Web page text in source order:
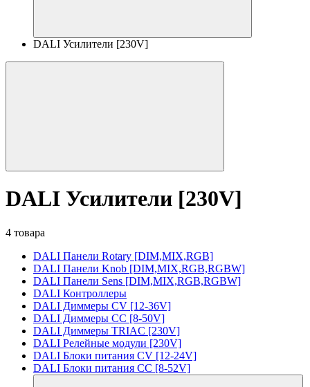
DALI Усилители [230V]
DALI Усилители [230V]
4 товара
DALI Панели Rotary [DIM,MIX,RGB]
DALI Панели Knob [DIM,MIX,RGB,RGBW]
DALI Панели Sens [DIM,MIX,RGB,RGBW]
DALI Контроллеры
DALI Диммеры CV [12-36V]
DALI Диммеры CC [8-50V]
DALI Диммеры TRIAC [230V]
DALI Релейные модули [230V]
DALI Блоки питания CV [12-24V]
DALI Блоки питания CC [8-52V]